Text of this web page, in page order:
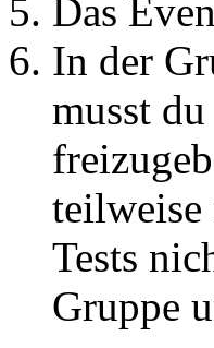
Das
In der
musst
teilweise
Tests
Gruppe